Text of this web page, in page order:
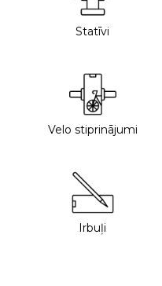
Statīvi
Velo stiprinājumi
Irbuļi